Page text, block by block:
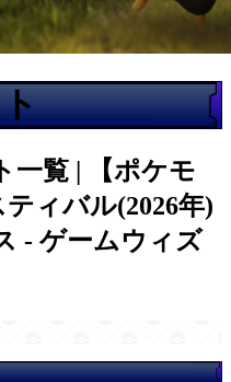
一覧 | 【ポケモ
ィバル(2026年)
- ゲームウィズ